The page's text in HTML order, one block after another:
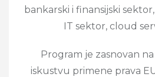
bankarski i finansijski
IT sektor, cloud
Program je zasnovan
iskustvu primene prava